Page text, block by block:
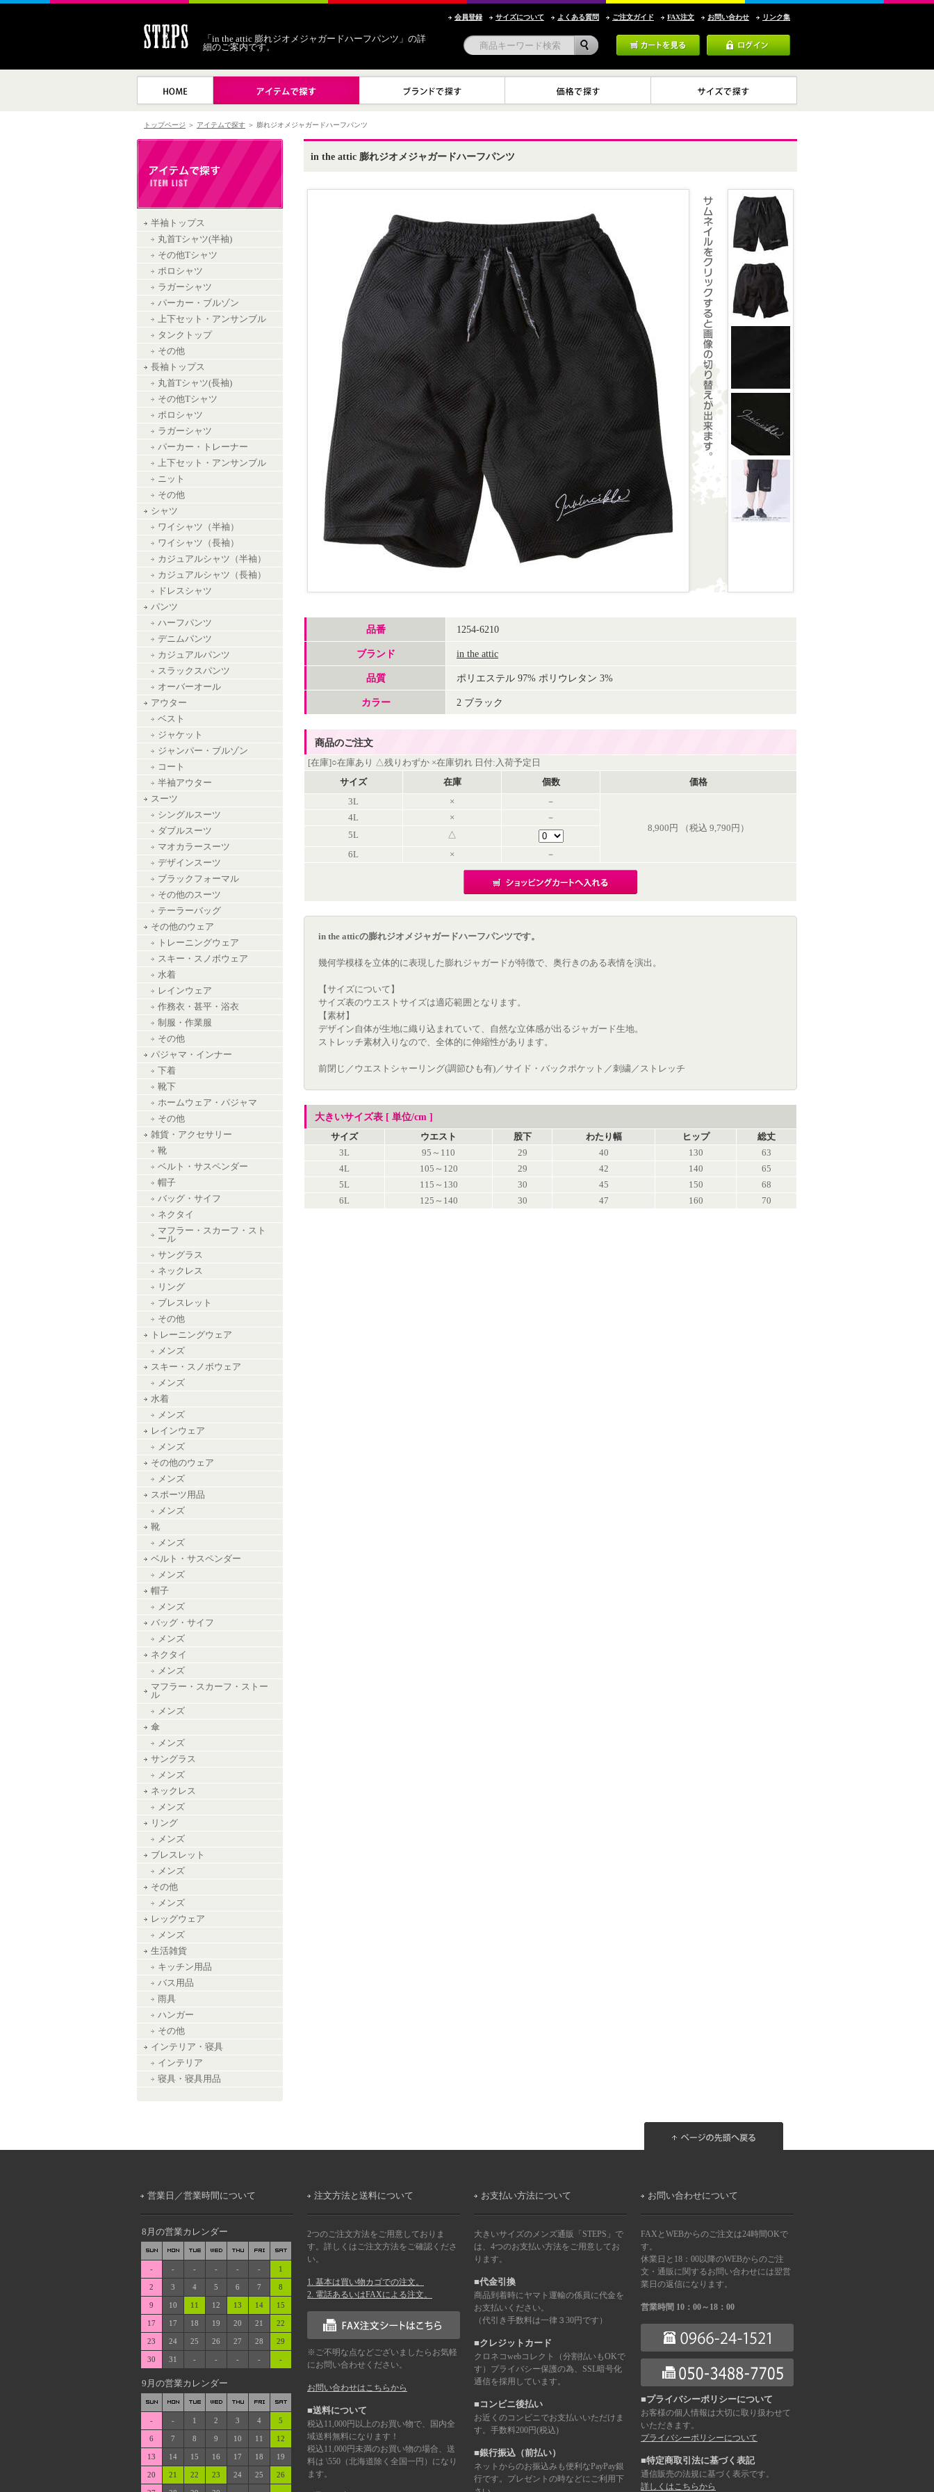
「in the attic 膨れジオメジャガードハーフパンツ」の詳
細のご案内です。
会員登録 サイズについて よくある質問 ご注文ガイド FAX注文 お問い合わせ リンク集
トップページ ＞ アイテムで探す ＞ 膨れジオメジャガードハーフパンツ
半袖トップス
丸首Tシャツ(半袖)
その他Tシャツ
ポロシャツ
ラガーシャツ
パーカー・ブルゾン
上下セット・アンサンブル
タンクトップ
その他
長袖トップス
丸首Tシャツ(長袖)
その他Tシャツ
ポロシャツ
ラガーシャツ
パーカー・トレーナー
上下セット・アンサンブル
ニット
その他
シャツ
ワイシャツ（半袖）
ワイシャツ（長袖）
カジュアルシャツ（半袖）
カジュアルシャツ（長袖）
ドレスシャツ
パンツ
ハーフパンツ
デニムパンツ
カジュアルパンツ
スラックスパンツ
オーバーオール
アウター
ベスト
ジャケット
ジャンパー・ブルゾン
コート
半袖アウター
スーツ
シングルスーツ
ダブルスーツ
マオカラースーツ
デザインスーツ
ブラックフォーマル
その他のスーツ
テーラーバッグ
その他のウェア
トレーニングウェア
スキー・スノボウェア
水着
レインウェア
作務衣・甚平・浴衣
制服・作業服
その他
パジャマ・インナー
下着
靴下
ホームウェア・パジャマ
その他
雑貨・アクセサリー
靴
ベルト・サスペンダー
帽子
バッグ・サイフ
ネクタイ
マフラー・スカーフ・スト
ール
サングラス
ネックレス
リング
ブレスレット
その他
トレーニングウェア
メンズ
スキー・スノボウェア
メンズ
水着
メンズ
レインウェア
メンズ
その他のウェア
メンズ
スポーツ用品
メンズ
靴
メンズ
ベルト・サスペンダー
メンズ
帽子
メンズ
バッグ・サイフ
メンズ
ネクタイ
メンズ
マフラー・スカーフ・ストー
ル
メンズ
傘
メンズ
サングラス
メンズ
ネックレス
メンズ
リング
メンズ
ブレスレット
メンズ
その他
メンズ
レッグウェア
メンズ
生活雑貨
キッチン用品
バス用品
雨具
ハンガー
その他
インテリア・寝具
インテリア
寝具・寝具用品
in the attic 膨れジオメジャガードハーフパンツ
品番 1254-6210
ブランド in the attic
品質 ポリエステル 97% ポリウレタン 3%
カラー 2 ブラック
商品のご注文
[在庫]○在庫あり △残りわずか ×在庫切れ 日付:入荷予定日
サイズ
在庫 個数
価格
3L
× －
8,900円 （税込 9,790円）
4L ×
－
5L
△
6L
× －
in the atticの膨れジオメジャガードハーフパンツです。
幾何学模様を立体的に表現した膨れジャガードが特徴で、奥行きのある表情を演出。
【サイズについて】
サイズ表のウエストサイズは適応範囲となります。
【素材】
デザイン自体が生地に織り込まれていて、自然な立体感が出るジャガード生地。
ストレッチ素材入りなので、全体的に伸縮性があります。
前閉じ／ウエストシャーリング(調節ひも有)／サイド・バックポケット／刺繍／ストレッチ
大きいサイズ表 [ 単位/cm ]
サイズ ウエスト 股下 わたり幅 ヒップ
総丈
3L
95～110 29 40 130
63
4L
105～120 29 42 140
65
5L
115～130 30 45 150
68
6L
125～140 30 47 160 70
営業日／営業時間について
8月の営業カレンダー
- - - - - - 1
2 3 4 5 6 7 8
9 10 11 12 13 14 15
17 17 18 19 20 21 22
23 24 25 26 27 28 29
30 31 - - - - -
9月の営業カレンダー
- - 1 2 3 4 5
6 7 8 9 10 11 12
13 14 15 16 17 18 19
20 21 22 23 24 25 26
注文方法と送料について
2つのご注文方法をご用意しておりま
す。詳しくはご注文方法をご確認くださ
い。
1. 基本は買い物カゴでの注文。
2. 電話あるいはFAXによる注文。
※ご不明な点などございましたらお気軽
にお問い合わせください。
お問い合わせはこちらから
■送料について
税込11,000円以上のお買い物で、国内全
域送料無料になります！
税込11,000円未満のお買い物の場合、送
料は \550（北海道除く全国一円）になり
ます。
お支払い方法について
大きいサイズのメンズ通販「STEPS」で
は、4つのお支払い方法をご用意してお
ります。
■代金引換
商品到着時にヤマト運輸の係員に代金を
お支払いください。
（代引き手数料は一律３30円です）
■クレジットカード
クロネコwebコレクト（分割払いもOKで
す）プライバシー保護の為、SSL暗号化
通信を採用しています。
■コンビニ後払い
お近くのコンビニでお支払いいただけま
す。手数料200円(税込)
■銀行振込（前払い）
ネットからのお振込みも便利なPayPay銀
行です。プレゼントの時などにご利用下
お問い合わせについて
FAXとWEBからのご注文は24時間OKで
す。
休業日と18：00以降のWEBからのご注
文・通販に関するお問い合わせには翌営
業日の返信になります。
営業時間 10：00～18：00
■プライバシーポリシーについて
お客様の個人情報は大切に取り扱わせて
いただきます。
プライバシーポリシーについて
■特定商取引法に基づく表記
通信販売の法規に基づく表示です。
詳しくはこちらから